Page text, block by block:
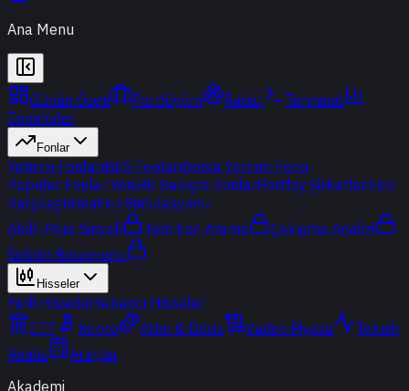
Ana Menu
Günün Özeti Portföyüm Radar
Terminal
Endeksler
Fonlar
Yatırım FonlarıBES FonlarıBorsa Yatırım Fonu
Popüler Fonlar YeniBir Bakışta FonlarPortföy ŞirketleriFon
KarşılaştırmaFon Simülasyonu
Akıllı Para Sinyali
Ters Fon Arama
Çakışma Analizi
Sektör Rotasyonu
Hisseler
Yerli HisselerYabancı Hisseler
ETF
Kripto Altın & Döviz Vadeli Piyasa
Teknik
Analiz
Araçlar
Akademi